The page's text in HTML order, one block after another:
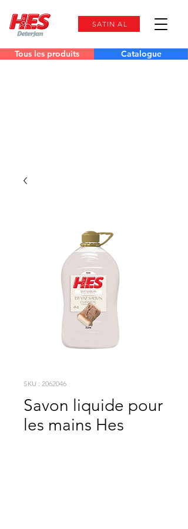
SATIN AL
Tous les produits Catalogue
SKU : 2062046
Savon liquide pour
les mains Hes